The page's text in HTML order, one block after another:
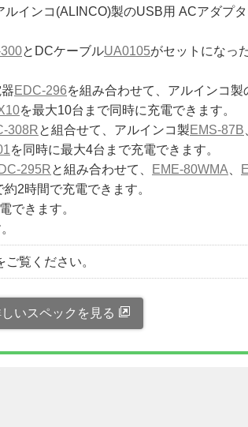
インコ(ALINCO)製のUSB用 ACアダプ
とDCケーブルUA0105がセットになっ
EDC-296を組み合わせて、アルインコ製
を最大10台まで同時に充電できます。
308Rと組合せて、アルインコ製EMS-87B
を同時に最大4台まで充電できます。
295Rと組み合わせて、 EME-80WMA
2時間で充電できます。
できます。
覧ください。
いスペックを見る